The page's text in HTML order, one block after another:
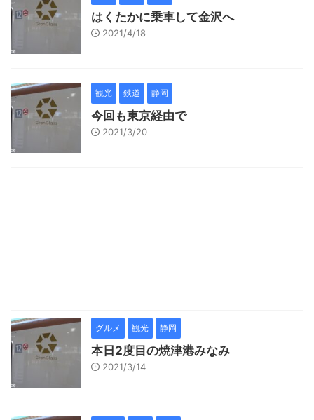
はくたかに乗車して金沢へ
2021/4/18
観光 鉄道 静岡
今回も東京経由で
2021/3/20
グルメ 観光 静岡
本日2度目の焼津港みなみ
2021/3/14